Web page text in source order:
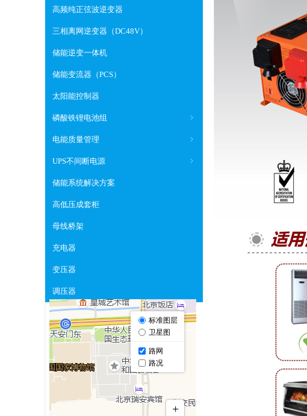
高频纯正弦波逆变器
三相离网逆变器（DC48V）
储能逆变一体机
储能变流器（PCS）
太阳能控制器
ꁇ
磷酸铁锂电池组
ꁇ
电能质量管理
ꁇ
UPS不间断电源
储能系统解决方案
高低压成套柜
母线桥架
充电器
变压器
调压器